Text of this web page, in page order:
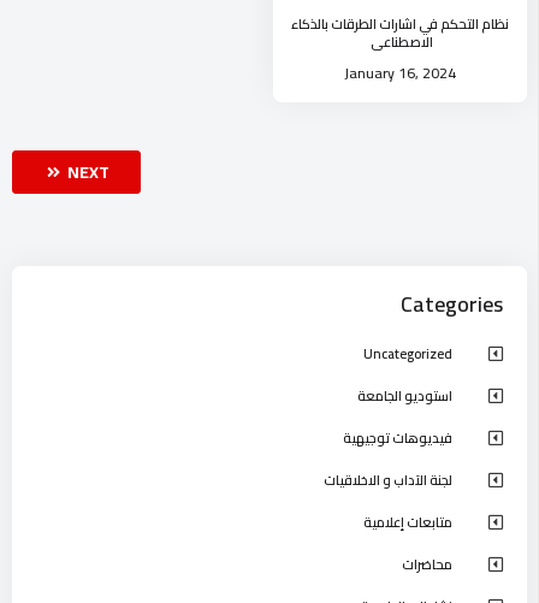
نظام التحكم في اشارات الطرقات بالذكاء
الاصطناعي
January 16, 2024
NEXT
Categories
Uncategorized
استوديو الجامعة
فيديوهات توجيهية
لجنة الآداب و الاخلاقيات
متابعات إعلامية
محاضرات